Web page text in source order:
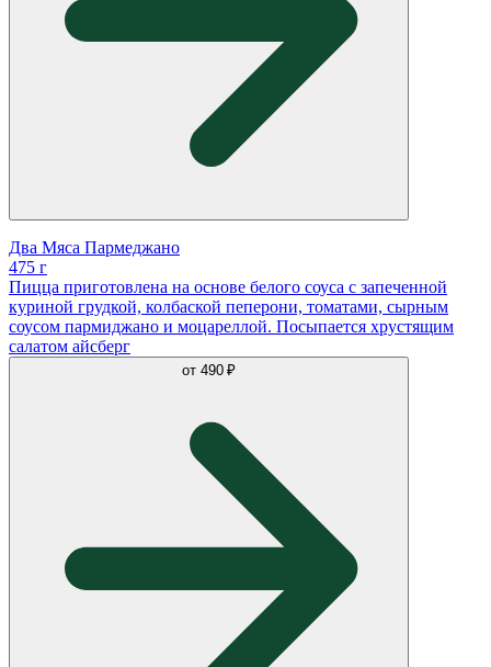
Два Мяса Пармеджано
475 г
Пицца приготовлена на основе белого соуса с запеченной
куриной грудкой, колбаской пеперони, томатами, сырным
соусом пармиджано и моцареллой. Посыпается хрустящим
салатом айсберг
от 490 ₽